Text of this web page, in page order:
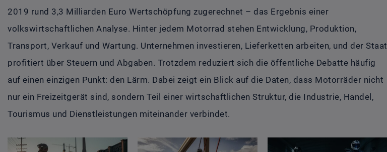
2019 rund 3,3 Milliarden Euro Wertschöpfung zugerechnet – das Ergebnis einer
volkswirtschaftlichen Analyse. Hinter jedem Motorrad stehen Entwicklung, Produktion,
Transport, Verkauf und Wartung. Unternehmen investieren, Lieferketten arbeiten, und der Staat
profitiert über Steuern und Abgaben. Trotzdem reduziert sich die öffentliche Debatte häufig
auf einen einzigen Punkt: den Lärm. Dabei zeigt ein Blick auf die Daten, dass Motorräder nicht
nur ein Freizeitgerät sind, sondern Teil einer wirtschaftlichen Struktur, die Industrie, Handel,
Tourismus und Dienstleistungen miteinander verbindet.